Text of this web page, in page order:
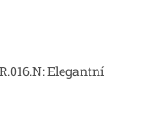
Elegantní